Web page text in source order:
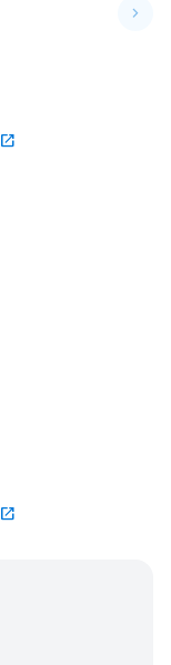
keyboard_arrow_right
open_in_new
open_in_new